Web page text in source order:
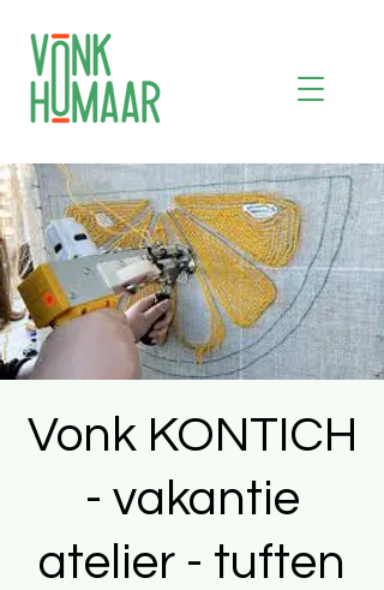
Vonk KONTICH
- vakantie
atelier - tuften